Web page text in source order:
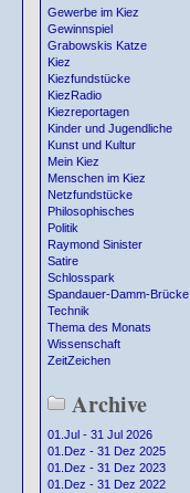
Gewerbe im Kiez
Gewinnspiel
Grabowskis Katze
Kiez
Kiezfundstücke
KiezRadio
Kiezreportagen
Kinder und Jugendliche
Kunst und Kultur
Mein Kiez
Menschen im Kiez
Netzfundstücke
Philosophisches
Politik
Raymond Sinister
Satire
Schlosspark
Spandauer-Damm-Brücke
Technik
Thema des Monats
Wissenschaft
ZeitZeichen
Archive
01.Jul - 31 Jul 2026
01.Dez - 31 Dez 2025
01.Dez - 31 Dez 2023
01.Dez - 31 Dez 2022